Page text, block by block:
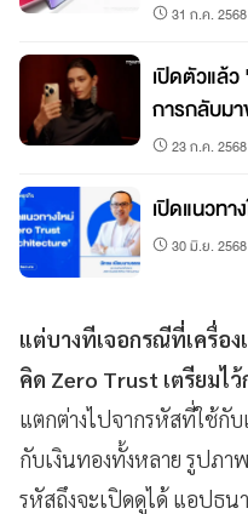
31 ก.ค.
เปิดตัวแล้
การกลับม
23 ก.ค.
เปิดแนวทา
30 มิ.ย.
แต่บางทีเจอกรณีที่เครื่อง
คิด Zero Trust เตรียมไ
แตกต่างไปจากรหัสที่ใช้กั
กับเงินทองทั้งหลาย รูปภ
รหัสถึงจะเปิดดูได้ แอปธน